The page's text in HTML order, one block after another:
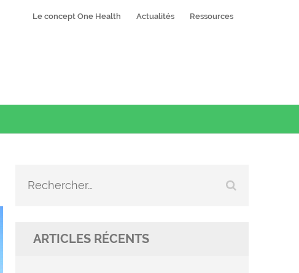
Le concept One Health Actualités Ressources
Rechercher :
ARTICLES RÉCENTS